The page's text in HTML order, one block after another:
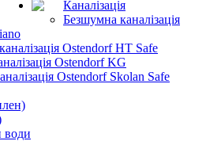
Каналізація
Безшумна каналізація
Ostendorf HT Safe
Ostendorf KG
Ostendorf Skolan Safe
води